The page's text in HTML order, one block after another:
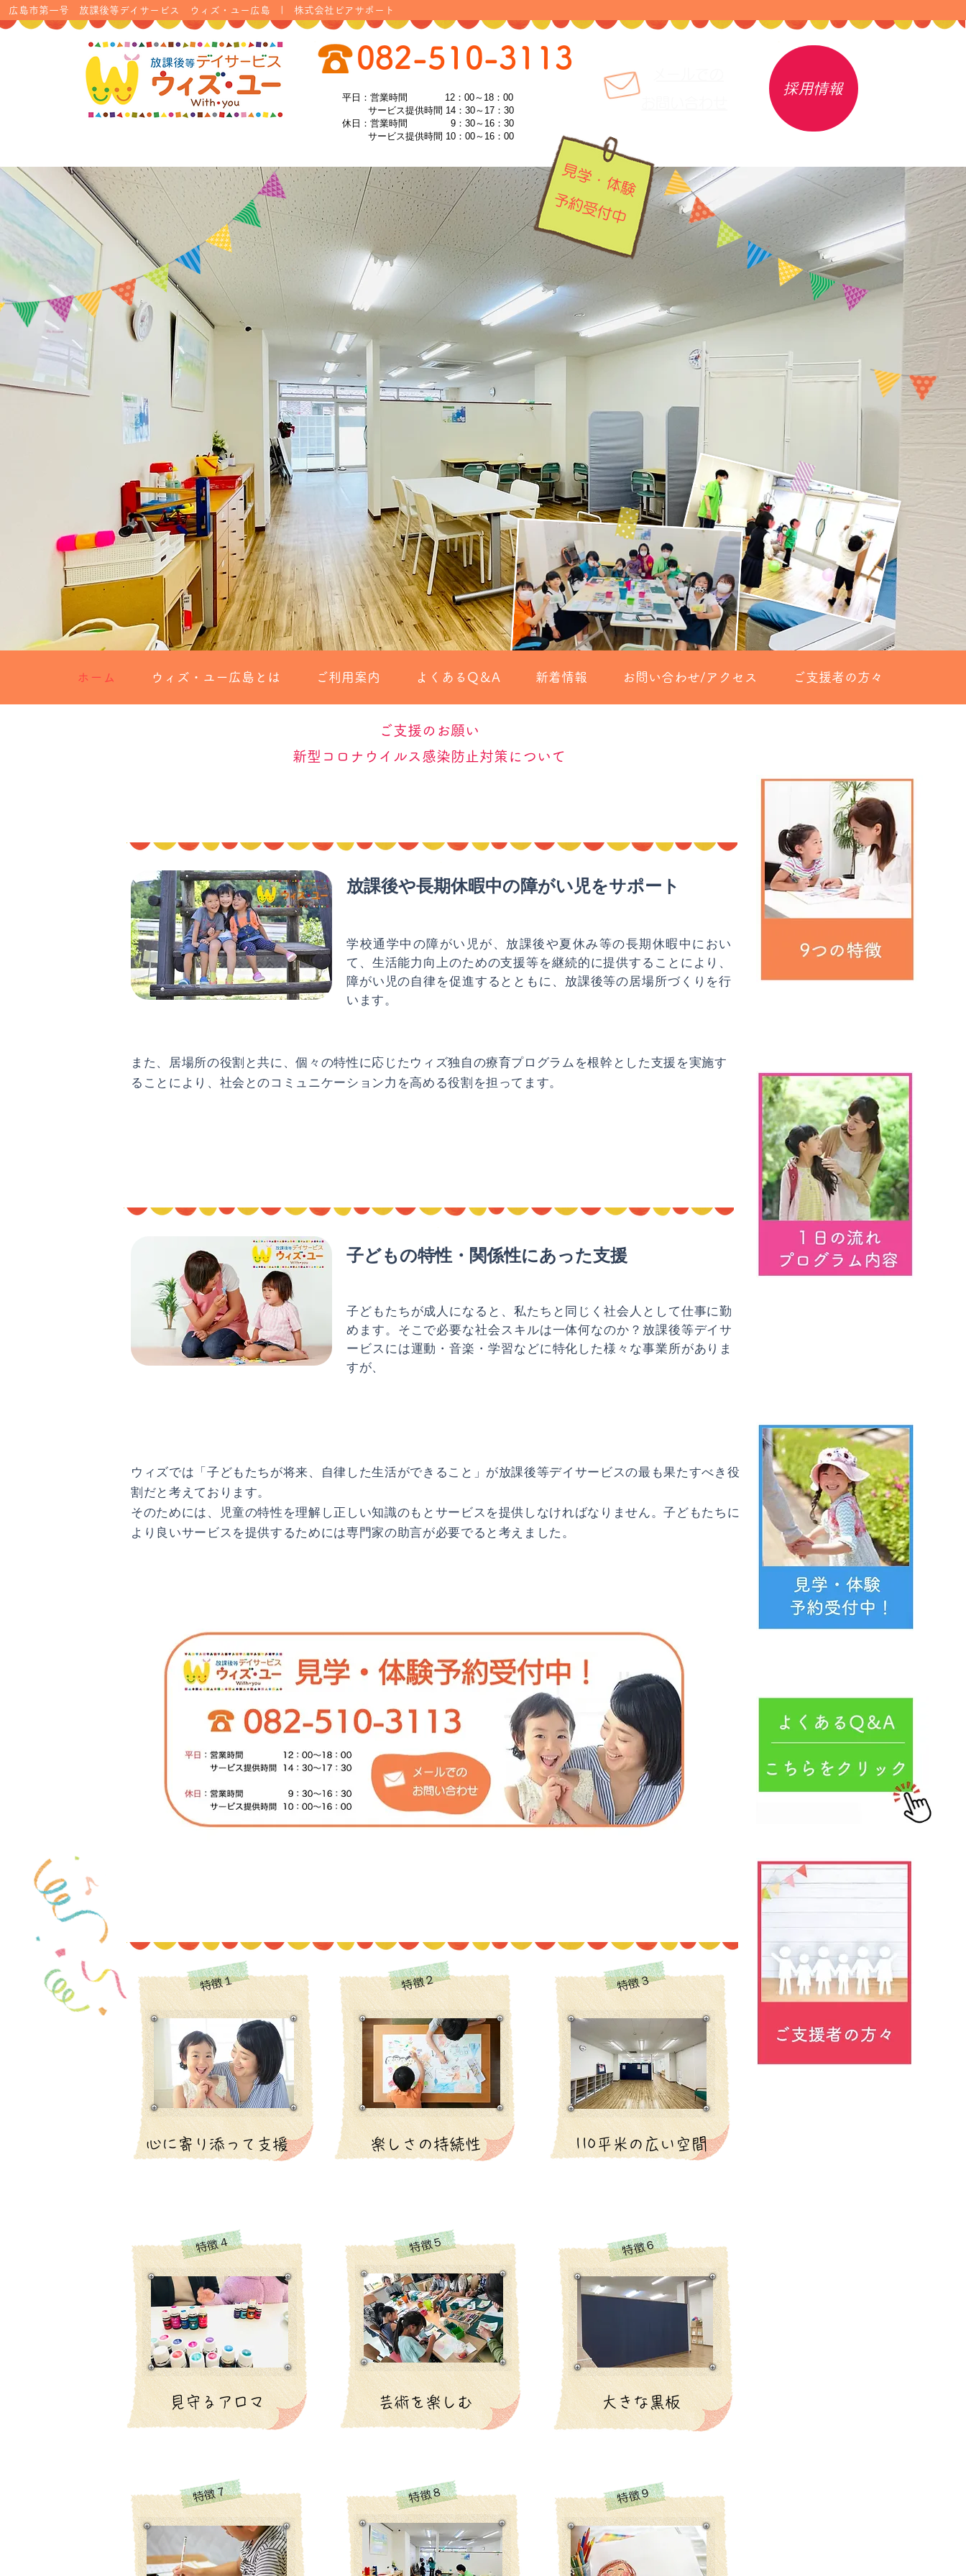
広島市第一号 放課後等デイサービス ウィズ・ユー広島 | 株式会社ピアサポート
082-510-3113
平日：営業時間 12：00～18：00
サービス提供時間 14：30～17：30
休日：営業時間 9：30～16：30
サービス提供時間 10：00～16：00
採用情報
見学・体験​
​予約受付中
ホーム ウィズ・ユー広島とは ご利用案内 よくあるQ＆A 新着情報 お問い合わせ/アクセス ご支援者の方々
​放課後や長期休暇中の障がい児をサポート
学校通学中の障がい児が、放課後や夏休み等の長期休暇中におい
て、生活能力向上のための支援等を継続的に提供することにより、
障がい児の自律を促進するとともに、放課後等の居場所づくりを行
います。
また、居場所の役割と共に、個々の特性に応じたウィズ独自の療育プログラムを根幹とした支援を実施す
ることにより、社会とのコミュニケーション力を高める役割を担ってます。
子どもの特性・関係性にあった支援
子どもたちが成人になると、私たちと同じく社会人として仕事に勤
めます。そこで必要な社会スキルは一体何なのか？放課後等デイサ
ービスには運動・音楽・学習などに特化した様々な事業所がありま
すが、
ウィズでは「子どもたちが将来、自律した生活ができること」が放課後等デイサービスの最も果たすべき役
割だと考えております。
そのためには、児童の特性を理解し正しい知識のもとサービスを提供しなければなりません。子どもたちに
より良いサービスを提供するためには専門家の助言が必要でると考えました。
特徴１ 特徴２ 特徴３
110平米の広い空間
心に寄り添って支援 楽しさの持続性
特徴４ 特徴５ 特徴６
見守るアロマ 芸術を楽しむ 大きな黒板
特徴７ 特徴８ 特徴９
新型コロナウイルス感染防止対策について
​ご支援のお願い